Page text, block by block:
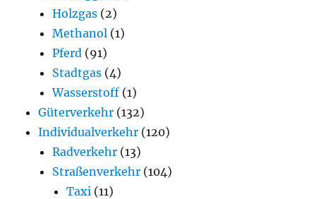
Holzgas (2)
Methanol (1)
Pferd (91)
Stadtgas (4)
Wasserstoff (1)
Güterverkehr (132)
Individualverkehr (120)
Radverkehr (13)
Straßenverkehr (104)
Taxi (11)